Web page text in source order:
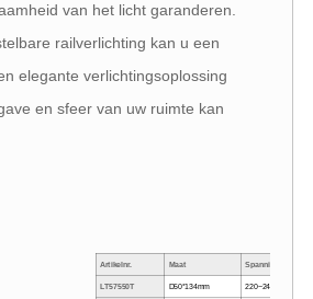
van het licht garanderen.
railverlichting kan u een
elegante verlichtingsoplossing
en sfeer van uw ruimte kan
Artikelnr. Maat Spanning
LT57550T D50*134mm 220~240VAC